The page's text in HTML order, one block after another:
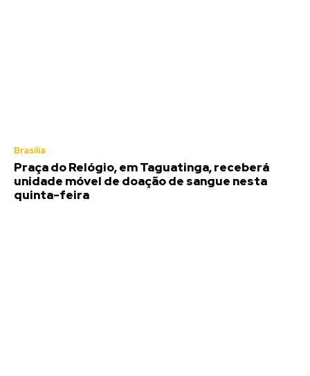
Brasília
Praça do Relógio, em Taguatinga, receberá
unidade móvel de doação de sangue nesta
quinta-feira